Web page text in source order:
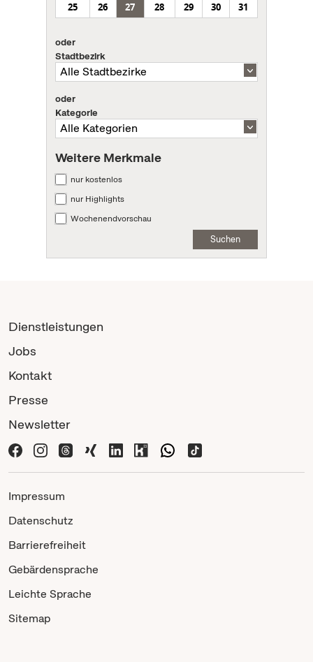
25
26 27 28 29 30 31
oder
Stadtbezirk
oder
Kategorie
Weitere Merkmale
nur kostenlos
nur Highlights
Wochenendvorschau
Suchen
Dienstleistungen
Jobs
Kontakt
Presse
Newsletter
Impressum
Datenschutz
Barrierefreiheit
Gebärdensprache
Leichte Sprache
Sitemap